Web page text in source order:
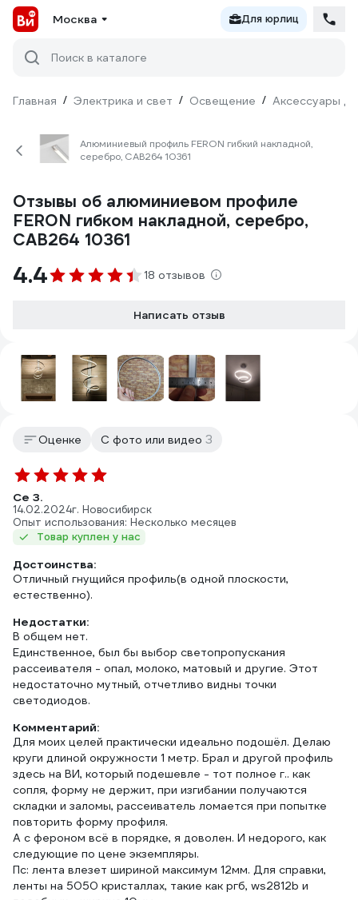
Москва Для юрлиц
Поиск в каталоге
Главная / Электрика и свет / Освещение / Аксессуары
Алюминиевый профиль FERON гибкий накладной,
серебро, CAB264 10361
Отзывы об алюминиевом профиле
FERON гибком накладной, серебро,
CAB264 10361
4.4 18 отзывов
Написать отзыв
Оценке С фото или видео 3
Се З.
14.02.2024г. Новосибирск
Опыт использования: Несколько месяцев
Товар куплен у нас
Достоинства:
Отличный гнущийся профиль(в одной плоскости,
естественно).
Недостатки:
В общем нет.
Единственное, был бы выбор светопропускания
рассеивателя - опал, молоко, матовый и другие. Этот
недостаточно мутный, отчетливо видны точки
светодиодов.
Комментарий:
Для моих целей практически идеально подошёл. Делаю
круги длиной окружности 1 метр. Брал и другой профиль
здесь на ВИ, который подешевле - тот полное г.. как
сопля, форму не держит, при изгибании получаются
складки и заломы, рассеиватель ломается при попытке
повторить форму профиля.
А с фероном всё в порядке, я доволен. И недорого, как
следующие по цене экземпляры.
Пс: лента влезет шириной максимум 12мм. Для справки,
ленты на 5050 кристаллах, такие как ргб, ws2812b и